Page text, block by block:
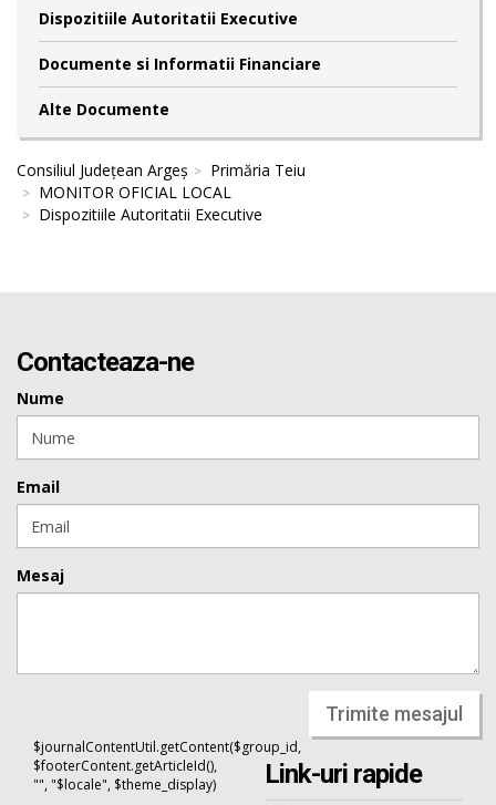
Dispozitiile Autoritatii Executive
Documente si Informatii Financiare
Alte Documente
Consiliul Județean Argeș
Primăria Teiu
MONITOR OFICIAL LOCAL
Dispozitiile Autoritatii Executive
Contacteaza-ne
Nume
Email
Mesaj
Trimite mesajul
$journalContentUtil.getContent($group_id,
$footerContent.getArticleId(),
"", "$locale", $theme_display)
Link-uri rapide